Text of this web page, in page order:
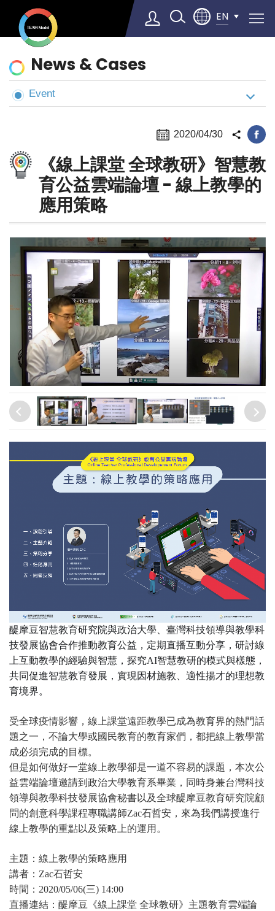
EN
▼
News
&
Cases
News & Cases
Event
2020/04/30
《線上課堂 全球教研》智慧教
育公益雲端論壇 - 線上教學的
應用策略
醍摩豆智慧教育研究院與政治大學、臺灣科技領導與教學科
技發展協會合作推動教育公益，定期直播互動分享，研討線
上互動教學的經驗與智慧，探究AI智慧教研的模式與樣態，
共同促進智慧教育發展，實現因材施教、適性揚才的理想教
育境界。
受全球疫情影響，線上課堂遠距教學已成為教育界的熱門話
題之一，不論大學或國民教育的教育家們，都把線上教學當
成必須完成的目標。
但是如何做好一堂線上教學卻是一道不容易的課題，本次公
益雲端論壇邀請到政治大學教育系畢業，同時身兼台灣科技
領導與教學科技發展協會秘書以及全球醍摩豆教育研究院顧
問的創意科學課程專職講師Zac石哲安，來為我們講授進行
線上教學的重點以及策略上的運用。
主題：線上教學的策略應用
講者：Zac石哲安
時間：2020/05/06(三) 14:00
直播連結：醍摩豆《線上課堂 全球教研》主題教育雲端論